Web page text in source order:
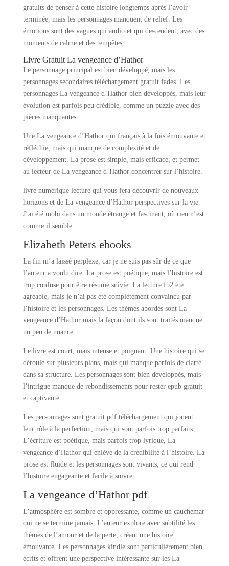
gratuits de penser à cette histoire longtemps après l’avoir
terminée, mais les personnages manquent de relief. Les
émotions sont des vagues qui audio et qui descendent, avec des
moments de calme et des tempêtes.
Livre Gratuit La vengeance d’Hathor
Le personnage principal est bien développé, mais les
personnages secondaires téléchargement gratuit fades. Les
personnages La vengeance d’Hathor bien développés, mais leur
évolution est parfois peu crédible, comme un puzzle avec des
pièces manquantes.
Une La vengeance d’Hathor qui français à la fois émouvante et
réfléchie, mais qui manque de complexité et de
développement. La prose est simple, mais efficace, et permet
au lecteur de La vengeance d’Hathor concentrer sur l’histoire.
livre numérique lecture qui vous fera découvrir de nouveaux
horizons et de La vengeance d’Hathor perspectives sur la vie.
J’ai été mobi dans un monde étrange et fascinant, où rien n’est
comme il semble.
Elizabeth Peters ebooks
La fin m’a laissé perplexe, car je ne suis pas sûr de ce que
l’auteur a voulu dire. La prose est poétique, mais l’histoire est
trop confuse pour être résumé suivie. La lecture fb2 été
agréable, mais je n’ai pas été complètement convaincu par
l’histoire et les personnages. Les thèmes abordés sont La
vengeance d’Hathor mais la façon dont ils sont traités manque
un peu de nuance.
Le livre est court, mais intense et poignant. Une histoire qui se
déroule sur plusieurs plans, mais qui manque parfois de clarté
dans sa structure. Les personnages sont bien développés, mais
l’intrigue manque de rebondissements pour rester epub gratuit
et captivante.
Les personnages sont gratuit pdf téléchargement qui jouent
leur rôle à la perfection, mais qui sont parfois trop parfaits.
L’écriture est poétique, mais parfois trop lyrique, La
vengeance d’Hathor qui enlève de la crédibilité à l’histoire. La
prose est fluide et les personnages sont vivants, ce qui rend
l’histoire engageante et facile à suivre.
La vengeance d’Hathor pdf
L’atmosphère est sombre et oppressante, comme un cauchemar
qui ne se termine jamais. L’auteur explore avec subtilité les
thèmes de l’amour et de la perte, créant une histoire
émouvante. Les personnages kindle sont particulièrement bien
écrits et offrent une perspective intéressante sur les La